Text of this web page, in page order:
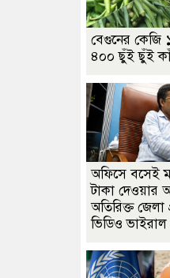
বেগুনের
৪০০ ছুঁই ছুঁই
অফিসে বসেই
টাকা দেওয়ার
অতিরিক্ত জেলা
ভিডিও ভাইরাল